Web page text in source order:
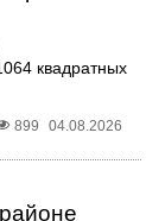
квадратных
899 04.08.2026